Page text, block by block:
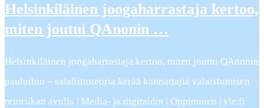
Helsinkiläinen joogaharrastaja kertoo,
miten joutui QAnonin …
Helsinkiläinen joogaharrastaja kertoo, miten joutui QAnonin
pauloihin – salaliittoteoria kerää kannattajia valaistumisen
retoriikan avulla | Media- ja digitaidot | Oppiminen | yle.fi